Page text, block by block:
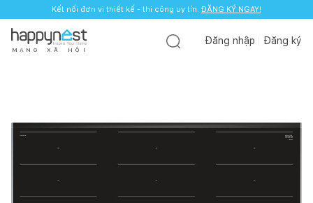
Kết nối đơn vị thiết kế - thi công uy tín. ĐĂNG KÝ NGAY!
M Ạ N G X Ã H Ộ I
Đăng nhập Đăng ký